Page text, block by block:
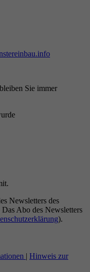
Sie immer
Newsletters des
Abo des Newsletters
).
| Hinweis zur